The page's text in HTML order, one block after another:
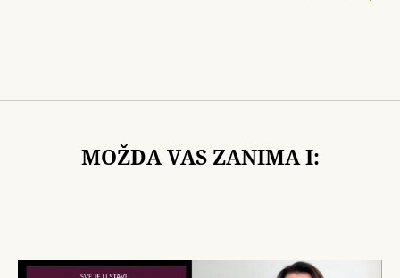
MOŽDA VAS ZANIMA I: